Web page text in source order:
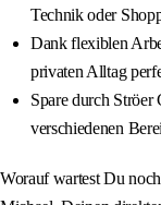
Technik oder
Dank flexiblen
privaten Alltag
Spare durch Ströer
verschiedenen
Worauf wartest Du